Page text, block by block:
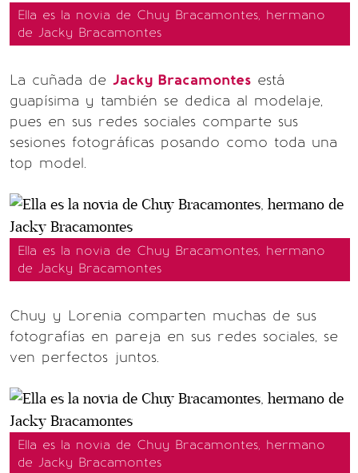
Ella es la novia de Chuy Bracamontes, hermano
de Jacky Bracamontes
La cuñada de Jacky Bracamontes está
guapísima y también se dedica al modelaje,
pues en sus redes sociales comparte sus
sesiones fotográficas posando como toda una
top model.
Ella es la novia de Chuy Bracamontes, hermano
de Jacky Bracamontes
Chuy y Lorenia comparten muchas de sus
fotografías en pareja en sus redes sociales, se
ven perfectos juntos.
Ella es la novia de Chuy Bracamontes, hermano
de Jacky Bracamontes